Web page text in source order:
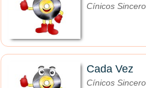
Cínicos
Cada Vez
Cínicos